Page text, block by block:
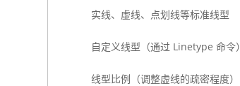
实线、虚线、点划线等标准线型
自定义线型（通过 Linetype 命令）
线型比例（调整虚线的疏密程度）